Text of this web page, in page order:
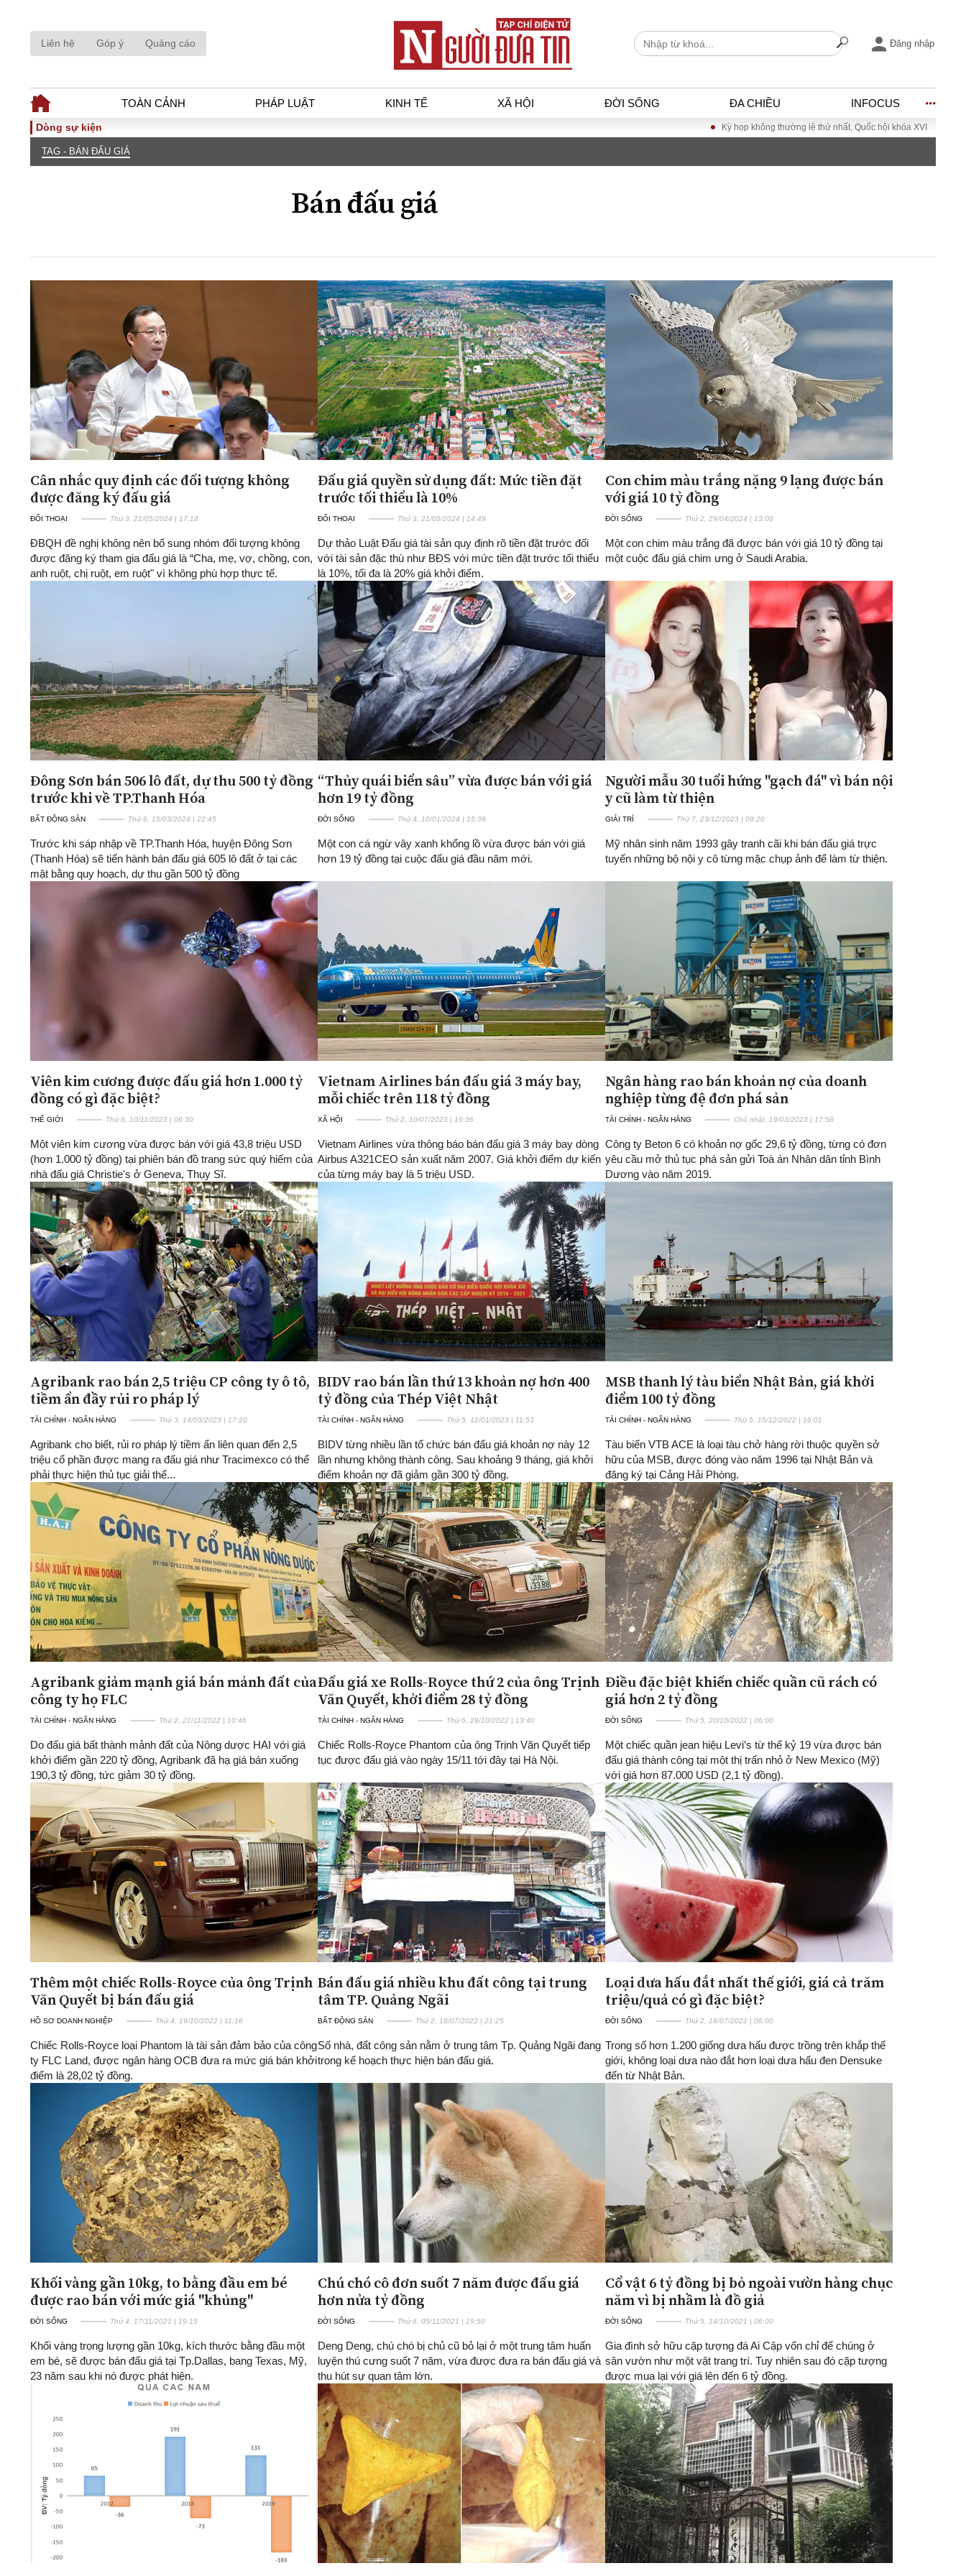
Liên hệ Góp ý Quảng cáo Đăng nhập
TOÀN CẢNH PHÁP LUẬT KINH TẾ XÃ HỘI ĐỜI SỐNG ĐA CHIỀU INFOCUS
TOÀN CẢNH
Thế giới
Góc nhìn luật gia
An ninh - Hình sự
Tài chính - Ngân hàng
Xu hướng thị trường
Tiêu dùng và dư luận
Công nghệ
Giao thông – Đô thị
ĐA CHIỀU
Quan điểm
Xi nhan Trái Phải
Bạn đọc viết
Đăng ký tin tức mới
Dòng sự kiện Kỳ họp không thường lệ thứ nhất, Quốc hội khóa XVI Đưa Nghị quyết Đại
TAG - BÁN ĐẤU GIÁ
Bán đấu giá
Cân nhắc quy định các đối tượng không
được đăng ký đấu giá
ĐỐI THOẠI Thứ 3, 21/05/2024 | 17:18
ĐBQH đề nghị không nên bổ sung nhóm đối tượng không
được đăng ký tham gia đấu giá là “Cha, mẹ, vợ, chồng, con,
anh ruột, chị ruột, em ruột" vì không phù hợp thực tế.
Đấu giá quyền sử dụng đất: Mức tiền đặt
trước tối thiểu là 10%
ĐỐI THOẠI Thứ 3, 21/05/2024 | 14:49
Dự thảo Luật Đấu giá tài sản quy định rõ tiền đặt trước đối
với tài sản đặc thù như BĐS với mức tiền đặt trước tối thiểu
là 10%, tối đa là 20% giá khởi điểm.
Con chim màu trắng nặng 9 lạng được bán
với giá 10 tỷ đồng
ĐỜI SỐNG Thứ 2, 29/04/2024 | 13:00
Một con chim màu trắng đã được bán với giá 10 tỷ đồng tại
một cuộc đấu giá chim ưng ở Saudi Arabia.
Đông Sơn bán 506 lô đất, dự thu 500 tỷ đồng
trước khi về TP.Thanh Hóa
BẤT ĐỘNG SẢN Thứ 6, 15/03/2024 | 22:45
Trước khi sáp nhập về TP.Thanh Hóa, huyện Đông Sơn
(Thanh Hóa) sẽ tiến hành bán đấu giá 605 lô đất ở tại các
mặt bằng quy hoạch, dự thu gần 500 tỷ đồng
“Thủy quái biển sâu” vừa được bán với giá
hơn 19 tỷ đồng
ĐỜI SỐNG Thứ 4, 10/01/2024 | 15:39
Một con cá ngừ vây xanh khổng lồ vừa được bán với giá
hơn 19 tỷ đồng tại cuộc đấu giá đầu năm mới.
Người mẫu 30 tuổi hứng "gạch đá" vì bán nội
y cũ làm từ thiện
GIẢI TRÍ Thứ 7, 23/12/2023 | 08:20
Mỹ nhân sinh năm 1993 gây tranh cãi khi bán đấu giá trực
tuyến những bộ nội y cô từng mặc chụp ảnh để làm từ thiện.
Viên kim cương được đấu giá hơn 1.000 tỷ
đồng có gì đặc biệt?
THẾ GIỚI Thứ 6, 10/11/2023 | 06:30
Một viên kim cương vừa được bán với giá 43,8 triệu USD
(hơn 1.000 tỷ đồng) tại phiên bán đồ trang sức quý hiếm của
nhà đấu giá Christie's ở Geneva, Thụy Sĩ.
Vietnam Airlines bán đấu giá 3 máy bay,
mỗi chiếc trên 118 tỷ đồng
XÃ HỘI Thứ 2, 10/07/2023 | 19:36
Vietnam Airlines vừa thông báo bán đấu giá 3 máy bay dòng
Airbus A321CEO sản xuất năm 2007. Giá khởi điểm dự kiến
của từng máy bay là 5 triệu USD.
Ngân hàng rao bán khoản nợ của doanh
nghiệp từng đệ đơn phá sản
TÀI CHÍNH - NGÂN HÀNG Chủ nhật, 19/03/2023 | 17:58
Công ty Beton 6 có khoản nợ gốc 29,6 tỷ đồng, từng có đơn
yêu cầu mở thủ tục phá sản gửi Toà án Nhân dân tỉnh Bình
Dương vào năm 2019.
Agribank rao bán 2,5 triệu CP công ty ô tô,
tiềm ẩn đầy rủi ro pháp lý
TÀI CHÍNH - NGÂN HÀNG Thứ 3, 14/03/2023 | 17:20
Agribank cho biết, rủi ro pháp lý tiềm ẩn liên quan đến 2,5
triệu cổ phần được mang ra đấu giá như Tracimexco có thể
phải thực hiện thủ tục giải thể...
BIDV rao bán lần thứ 13 khoản nợ hơn 400
tỷ đồng của Thép Việt Nhật
TÀI CHÍNH - NGÂN HÀNG Thứ 5, 12/01/2023 | 11:53
BIDV từng nhiều lần tổ chức bán đấu giá khoản nợ này 12
lần nhưng không thành công. Sau khoảng 9 tháng, giá khởi
điểm khoản nợ đã giảm gần 300 tỷ đồng.
MSB thanh lý tàu biển Nhật Bản, giá khởi
điểm 100 tỷ đồng
TÀI CHÍNH - NGÂN HÀNG Thứ 5, 15/12/2022 | 16:01
Tàu biển VTB ACE là loại tàu chở hàng rời thuộc quyền sở
hữu của MSB, được đóng vào năm 1996 tại Nhật Bản và
đăng ký tại Cảng Hải Phòng.
Agribank giảm mạnh giá bán mảnh đất của
công ty họ FLC
TÀI CHÍNH - NGÂN HÀNG Thứ 2, 21/11/2022 | 10:46
Do đấu giá bất thành mảnh đất của Nông dược HAI với giá
khởi điểm gần 220 tỷ đồng, Agribank đã hạ giá bán xuống
190,3 tỷ đồng, tức giảm 30 tỷ đồng.
Đấu giá xe Rolls-Royce thứ 2 của ông Trịnh
Văn Quyết, khởi điểm 28 tỷ đồng
TÀI CHÍNH - NGÂN HÀNG Thứ 6, 28/10/2022 | 13:40
Chiếc Rolls-Royce Phantom của ông Trịnh Văn Quyết tiếp
tục được đấu giá vào ngày 15/11 tới đây tại Hà Nội.
Điều đặc biệt khiến chiếc quần cũ rách có
giá hơn 2 tỷ đồng
ĐỜI SỐNG Thứ 5, 20/10/2022 | 06:00
Một chiếc quần jean hiệu Levi’s từ thế kỷ 19 vừa được bán
đấu giá thành công tại một thị trấn nhỏ ở New Mexico (Mỹ)
với giá hơn 87.000 USD (2,1 tỷ đồng).
Thêm một chiếc Rolls-Royce của ông Trịnh
Văn Quyết bị bán đấu giá
HỒ SƠ DOANH NGHIỆP Thứ 4, 19/10/2022 | 11:16
Chiếc Rolls-Royce loại Phantom là tài sản đảm bảo của công
ty FLC Land, được ngân hàng OCB đưa ra mức giá bán khởi
điểm là 28,02 tỷ đồng.
Bán đấu giá nhiều khu đất công tại trung
tâm TP. Quảng Ngãi
BẤT ĐỘNG SẢN Thứ 2, 18/07/2022 | 21:25
Số nhà, đất công sản nằm ở trung tâm Tp. Quảng Ngãi đang
trong kế hoạch thực hiện bán đấu giá.
Loại dưa hấu đắt nhất thế giới, giá cả trăm
triệu/quả có gì đặc biệt?
ĐỜI SỐNG Thứ 2, 18/07/2022 | 06:00
Trong số hơn 1.200 giống dưa hấu được trồng trên khắp thế
giới, không loại dưa nào đắt hơn loại dưa hấu đen Densuke
đến từ Nhật Bản.
Khối vàng gần 10kg, to bằng đầu em bé
được rao bán với mức giá "khủng"
ĐỜI SỐNG Thứ 4, 17/11/2021 | 19:15
Khối vàng trọng lượng gần 10kg, kích thước bằng đầu một
em bé, sẽ được bán đấu giá tại Tp.Dallas, bang Texas, Mỹ,
23 năm sau khi nó được phát hiện.
Chú chó cô đơn suốt 7 năm được đấu giá
hơn nửa tỷ đồng
ĐỜI SỐNG Thứ 6, 05/11/2021 | 19:50
Deng Deng, chú chó bị chủ cũ bỏ lại ở một trung tâm huấn
luyện thú cưng suốt 7 năm, vừa được đưa ra bán đấu giá và
thu hút sự quan tâm lớn.
Cổ vật 6 tỷ đồng bị bỏ ngoài vườn hàng chục
năm vì bị nhầm là đồ giả
ĐỜI SỐNG Thứ 5, 14/10/2021 | 06:00
Gia đình sở hữu cặp tượng đá Ai Cập vốn chỉ để chúng ở
sân vườn như một vật trang trí. Tuy nhiên sau đó cặp tượng
được mua lại với giá lên đến 6 tỷ đồng.